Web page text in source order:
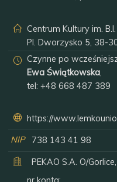
Centrum Kultury im.
Pl. Dworzysko 5, 38-
Czynne po
Ewa Świątkowska,
tel:+48 668 487 389
https://
NIP
738 143 41 98
PEKAO S.A. O/Gorlice,